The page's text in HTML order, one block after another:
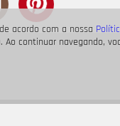
acordo com a nossa
Ao continuar navegando,